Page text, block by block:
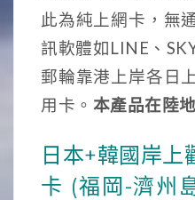
此為純上網卡，無
訊軟體如LINE、
郵輪靠港上岸各日
用卡。 本產品在陸
日本+韓國岸上
卡 (福岡-濟州